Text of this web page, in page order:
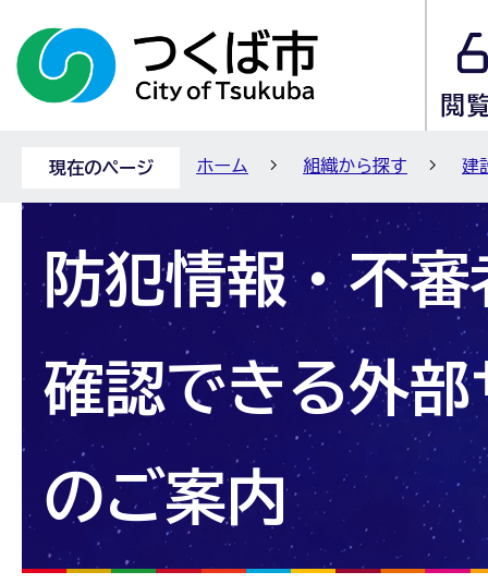
現在のページ ホーム 組織から探す 建
防犯情報・不審
確認できる外部
のご案内